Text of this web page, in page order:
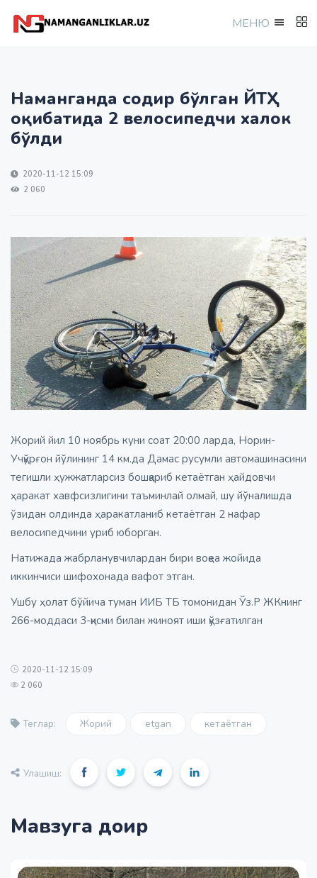
МEНЮ
Наманганда содир бўлган ЙТҲ
оқибатида 2 велосипедчи халок
бўлди
2020-11-12 15:09
2 060
Жорий йил 10 ноябрь куни соат 20:00 ларда, Норин-
Учқўрғон йўлининг 14 км.да Дамас русумли автомашинасини
тегишли ҳужжатларсиз бошқариб кетаётган ҳайдовчи
ҳаракат хавфсизлигини таъминлай олмай, шу йўналишда
ўзидан олдинда ҳаракатланиб кетаётган 2 нафар
велосипедчини уриб юборган.
Натижада жабрланувчилардан бири воқеа жойида
иккинчиси шифохонада вафот этган.
Ушбу ҳолат бўйича туман ИИБ ТБ томонидан Ўз.Р ЖКнинг
266-моддаси 3-қисми билан жиноят иши қўзғатилган
2020-11-12 15:09
2 060
Теглар: Жорий etgan кетаётган
Улашиш:
Мавзуга доир